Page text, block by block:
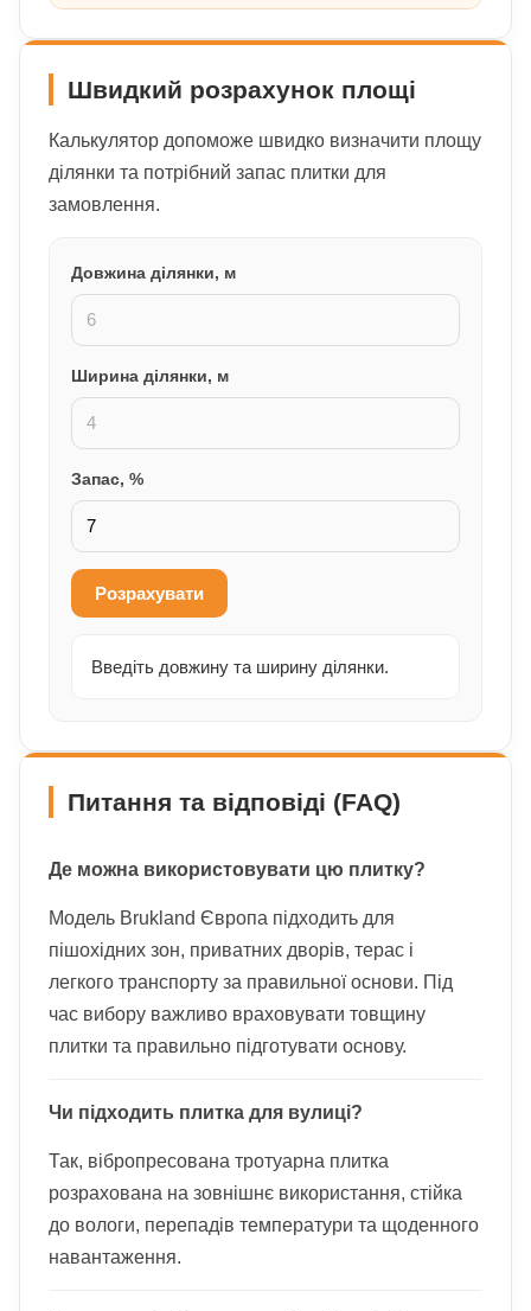
Швидкий розрахунок площі
Калькулятор допоможе швидко визначити площу
ділянки та потрібний запас плитки для
замовлення.
Довжина ділянки, м
Ширина ділянки, м
Запас, %
Розрахувати
Введіть довжину та ширину ділянки.
Питання та відповіді (FAQ)
Де можна використовувати цю плитку?
Модель Brukland Європа підходить для
пішохідних зон, приватних дворів, терас і
легкого транспорту за правильної основи. Під
час вибору важливо враховувати товщину
плитки та правильно підготувати основу.
Чи підходить плитка для вулиці?
Так, вібропресована тротуарна плитка
розрахована на зовнішнє використання, стійка
до вологи, перепадів температури та щоденного
навантаження.